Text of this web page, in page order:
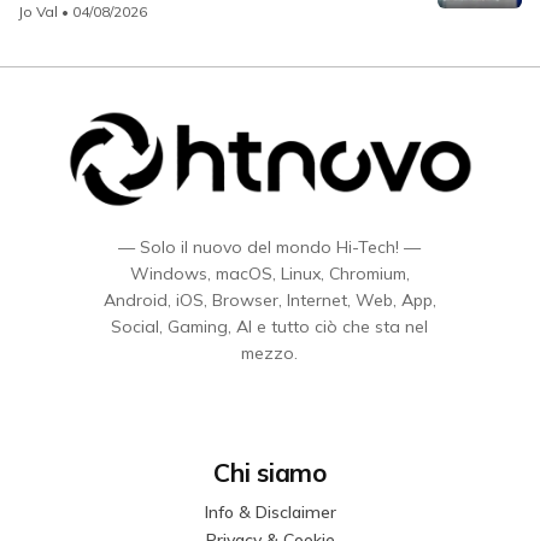
Jo Val • 04/08/2026
— Solo il nuovo del mondo Hi-Tech! —
Windows, macOS, Linux, Chromium,
Android, iOS, Browser, Internet, Web, App,
Social, Gaming, AI e tutto ciò che sta nel
mezzo.
Chi siamo
Info & Disclaimer